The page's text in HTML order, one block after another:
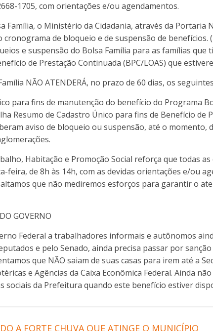
1705, com orientações e/ou agendamentos.
Família, o Ministério da Cidadania, através da Portaria
de bloqueio e de suspensão de benefícios.
e suspensão do Bolsa Família para as famílias
de Prestação Continuada (BPC/LOAS) que
NÃO ATENDERÁ, no prazo de 60 dias, os
para fins de manutenção do benefício do Programa
Resumo de Cadastro Único para fins de Benefício de
aviso de bloqueio ou suspensão, até o
Habitação e Promoção Social reforça que todas
feira, de 8h às 14h, com as devidas orientações e/ou
que não mediremos esforços para garantir o
GOVERNO
Federal a trabalhadores informais e autônomos
e pelo Senado, ainda precisa passar por
que NÃO saiam de suas casas para irem até a
e Agências da Caixa Econômica Federal. Ainda
sociais da Prefeitura quando este benefício estiver
A FORTE CHUVA QUE ATINGE O MUNICÍPIO